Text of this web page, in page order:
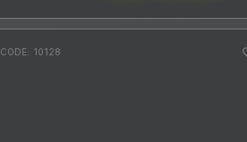
CODE: 10128